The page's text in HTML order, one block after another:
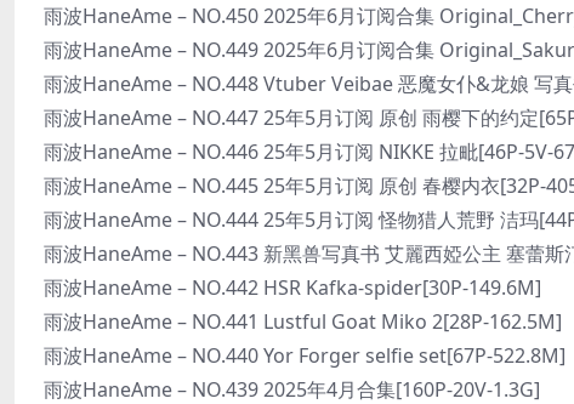
雨波HaneAme – NO.450 2025年6月订阅合集
雨波HaneAme – NO.449 2025年6月订阅合集
雨波HaneAme – NO.448 Vtuber Veibae 恶魔女仆&龙娘 写
雨波HaneAme – NO.447 25年5月订阅 原创 雨樱下的约定
雨波HaneAme – NO.446 25年5月订阅 NIKKE 拉毗[46P-5V-
雨波HaneAme – NO.445 25年5月订阅 原创 春樱内衣[32P-
雨波HaneAme – NO.444 25年5月订阅 怪物猎人荒野 洁玛
雨波HaneAme – NO.443 新黑兽写真书 艾麗西婭公主 塞蕾
雨波HaneAme – NO.442 HSR Kafka-spider[30P-149.6M]
雨波HaneAme – NO.441 Lustful Goat Miko 2[28P-162.5M]
雨波HaneAme – NO.440 Yor Forger selfie set[67P-522.8M]
雨波HaneAme – NO.439 2025年4月合集[160P-20V-1.3G]